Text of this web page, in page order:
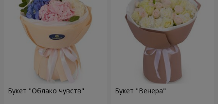
Букет "Облако чувств" Букет "Венера"